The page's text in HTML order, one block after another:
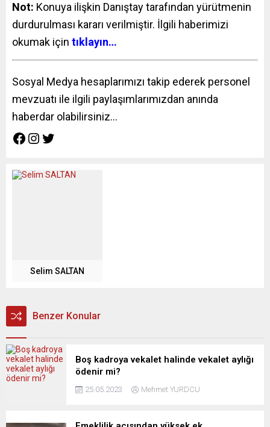
Not: Konuya ilişkin Danıştay tarafından yürütmenin
durdurulması kararı verilmiştir. İlgili haberimizi
okumak için tıklayın…
Sosyal Medya hesaplarımızı takip ederek personel
mevzuatı ile ilgili paylaşımlarımızdan anında
haberdar olabilirsiniz…
Selim SALTAN
Benzer Konular
Boş kadroya vekalet halinde vekalet aylığı
ödenir mi?
25.05.2023 Mehmet YURDCU